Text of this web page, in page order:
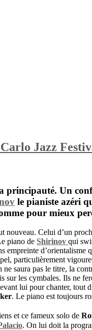
Jazz
Un
le pianiste azéri
pour mieux
nouveau. Celui d’un
piano de Shirinov qui
empreinte d’orientalisme
particulièrement
saura pas le titre, la
sur les cymbales. Ils ne
lui pour chanter,
. Le piano est toujours
et ce fameux solo de
. On lui doit la